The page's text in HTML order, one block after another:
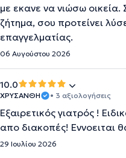
με εκανε να νιώσω
ζήτημα, σου προτείνει
επαγγελματίας.
06 Αυγούστου 2026
10.0
ΧΡΥΣΑΝΘΗ • 3 αξιολογήσεις
Εξαιρετικός γιατρός !
απο διακοπές! Εννοειται
29 Ιουλίου 2026